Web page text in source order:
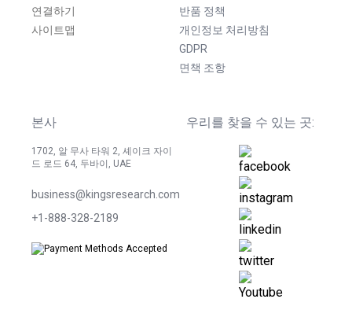
연결하기
사이트맵
반품 정책
개인정보 처리방침
GDPR
면책 조항
본사
1702, 알 무사 타워 2, 셰이크 자이
드 로드 64, 두바이, UAE
business@kingsresearch.com
+1-888-328-2189
우리를 찾을 수 있는 곳: